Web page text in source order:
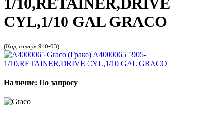
1/10,RETAINER,DRIVE
CYL,1/10 GAL GRACO
(Код товара 940-03)
Наличие: По запросу